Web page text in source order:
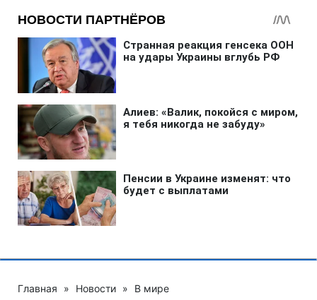
Главная » Новости » В мире